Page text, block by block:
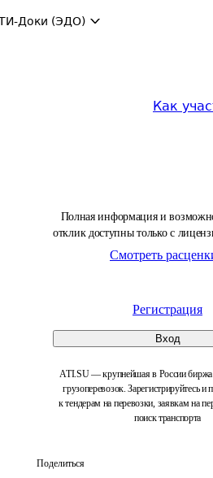
Доки (ЭДО)
Как
Полная информация и
отклик доступны только с
Смотреть
Регистрация
Вход
ATI.SU — крупнейшая в России
грузоперевозок. Зарегистрируйтесь и
к тендерам на перевозки, заявкам на
поиск транспорта
Поделиться